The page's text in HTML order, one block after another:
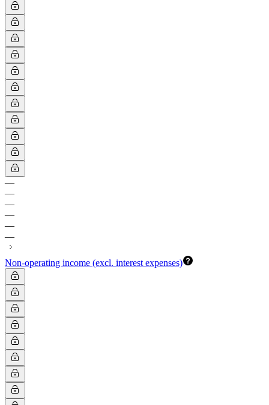
—
—
—
—
—
—
Non-operating income (excl. interest expenses)